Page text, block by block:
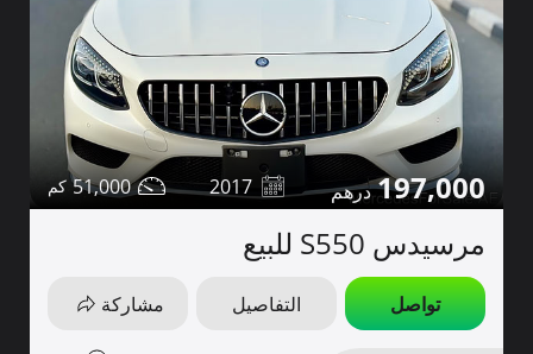
197,000
2017
51,000
مرسيدس S550 للبيع
تواصل التفاصيل مشاركة